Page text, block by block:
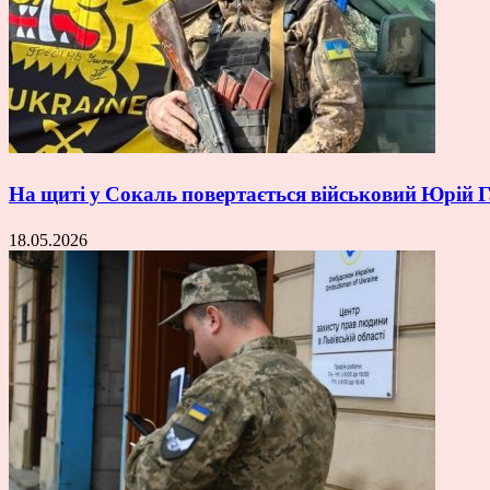
На щиті у Сокаль повертається військовий Юрій
18.05.2026